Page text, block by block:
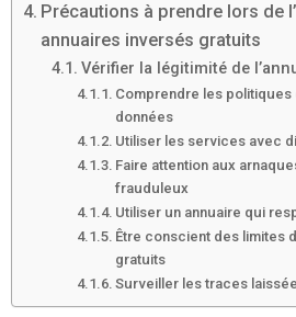
Précautions à prendre lors de
annuaires inversés gratuits
Vérifier la légitimité de
Comprendre les
données
Utiliser les services avec
Faire attention aux
frauduleux
Utiliser un annuaire qui
Être conscient des limites
gratuits
Surveiller les traces